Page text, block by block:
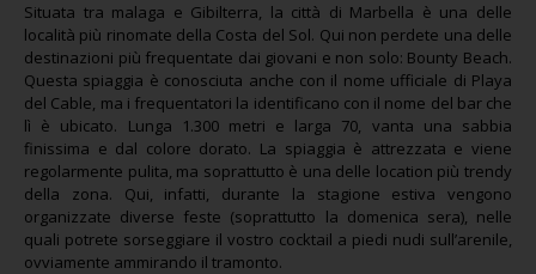
Situata tra malaga e Gibilterra, la città di Marbella è una delle
località più rinomate della Costa del Sol. Qui non perdete una delle
destinazioni più frequentate dai giovani e non solo: Bounty Beach.
Questa spiaggia è conosciuta anche con il nome ufficiale di Playa
del Cable, ma i frequentatori la identificano con il nome del bar che
lì è ubicato. Lunga 1.300 metri e larga 70, vanta una sabbia
finissima e dal colore dorato. La spiaggia è attrezzata e viene
regolarmente pulita, ma soprattutto è una delle location più trendy
della zona. Qui, infatti, durante la stagione estiva vengono
organizzate diverse feste (soprattutto la domenica sera), nelle
quali potrete sorseggiare il vostro cocktail a piedi nudi sull’arenile,
ovviamente ammirando il tramonto.